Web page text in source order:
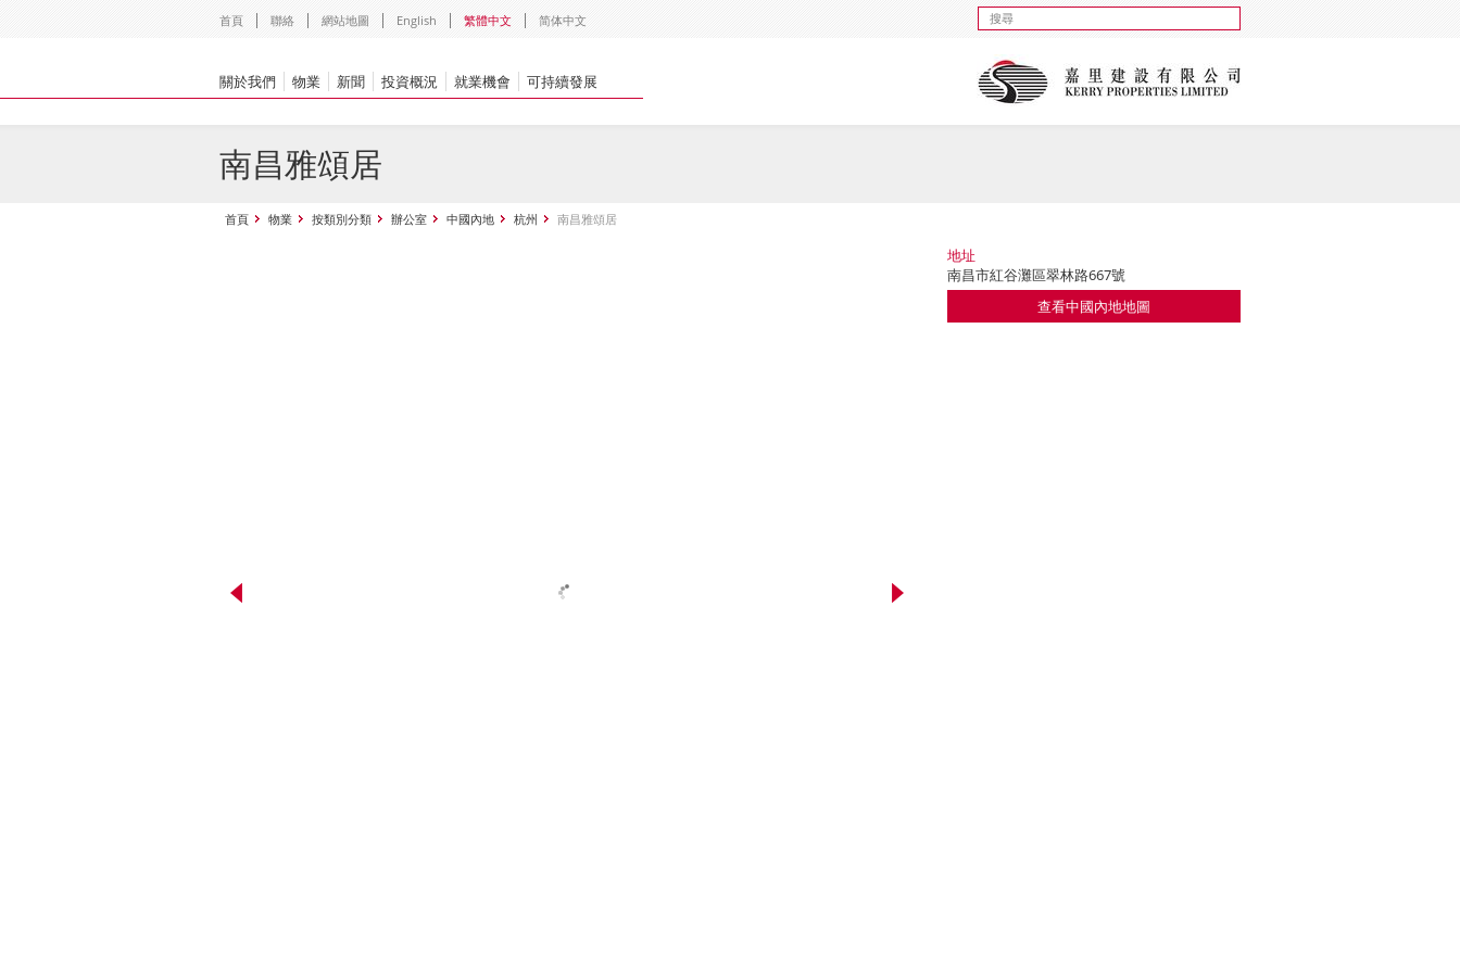
首頁 聯絡 網站地圖 English 繁體中文 简体中文
關於我們 物業 新聞 投資概況 就業機會 可持續發展
南昌雅頌居
首頁 物業 按類別分類 辦公室 中國內地 杭州 南昌雅頌居
地址
南昌市紅谷灘區翠林路667號
查看中國內地地圖